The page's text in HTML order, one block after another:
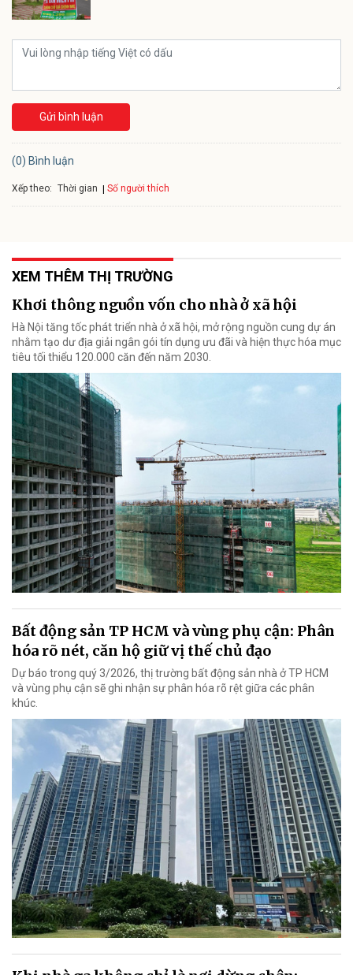
Gửi bình luận
(0) Bình luận
Xếp theo: Thời gian Số người thích
XEM THÊM THỊ TRƯỜNG
Khơi thông nguồn vốn cho nhà ở xã hội
Hà Nội tăng tốc phát triển nhà ở xã hội, mở rộng nguồn cung dự án
nhằm tạo dư địa giải ngân gói tín dụng ưu đãi và hiện thực hóa mục
tiêu tối thiểu 120.000 căn đến năm 2030.
Bất động sản TP HCM và vùng phụ cận: Phân
hóa rõ nét, căn hộ giữ vị thế chủ đạo
Dự báo trong quý 3/2026, thị trường bất động sản nhà ở TP HCM
và vùng phụ cận sẽ ghi nhận sự phân hóa rõ rệt giữa các phân
khúc.